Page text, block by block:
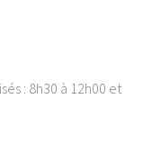
: 8h30 à 12h00 et